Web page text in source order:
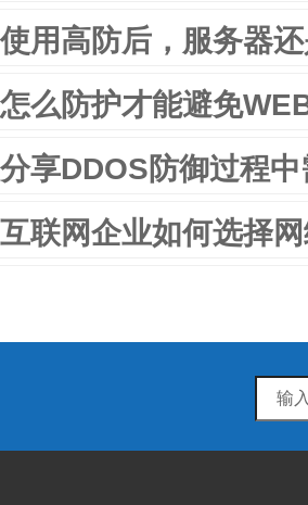
使用高防后，服务器
怎么防护才能避免
分享DDOS防御过程
互联网企业如何选择